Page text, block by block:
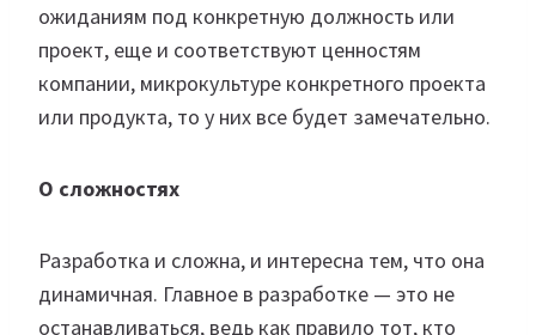
ожиданиям под конкретную должность или
проект, еще и соответствуют ценностям
компании, микрокультуре конкретного проекта
или продукта, то у них все будет замечательно.
О сложностях
Разработка и сложна, и интересна тем, что она
динамичная. Главное в разработке — это не
останавливаться, ведь как правило тот, кто